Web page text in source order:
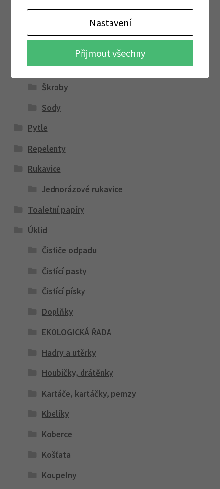
Prací prášky
Škroby
Sody
Pytle
Repelenty
Rukavice
Jednorázové rukavice
Toaletní papíry
Úklid
Čističe odpadu
Čistící pasty
Čistící písky
Doplňky
EKOLOGICKÁ ŘADA
Hadry a utěrky
Houbičky, drátěnky
Kartáče, kartáčky, pemzy
Kbelíky
Koberce
Košťata
Koupelny
Nastavení
Přijmout všechny